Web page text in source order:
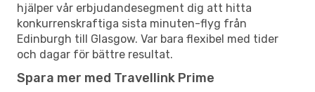
hjälper vår erbjudandesegment dig att hitta
konkurrenskraftiga sista minuten-flyg från
Edinburgh till Glasgow. Var bara flexibel med tider
och dagar för bättre resultat.
Spara mer med Travellink Prime